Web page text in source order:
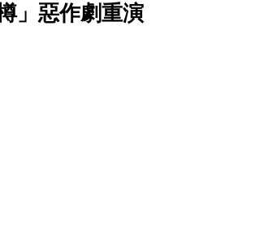
」惡作劇重演